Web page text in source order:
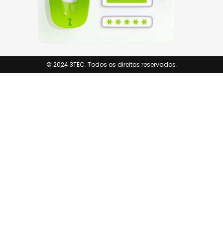
© 2024 3TEC. Todos os direitos reservados.